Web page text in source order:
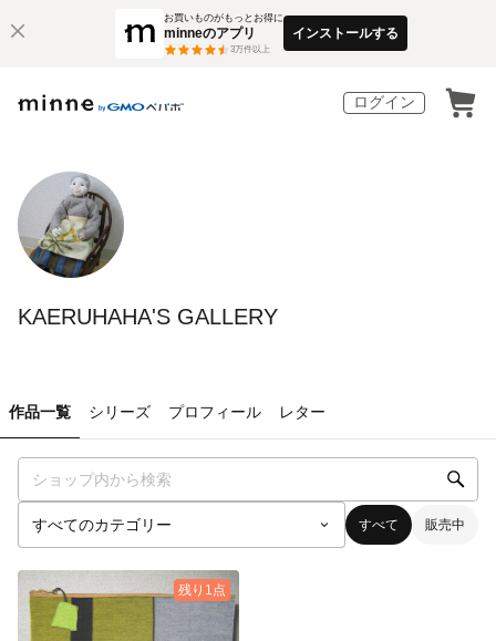
お買いものがもっとお得に
minneのアプリ
3万件以上
インストールする
ログイン
KAERUHAHA'S GALLERY
作品一覧 シリーズ プロフィール レター
すべて 販売中
残り1点